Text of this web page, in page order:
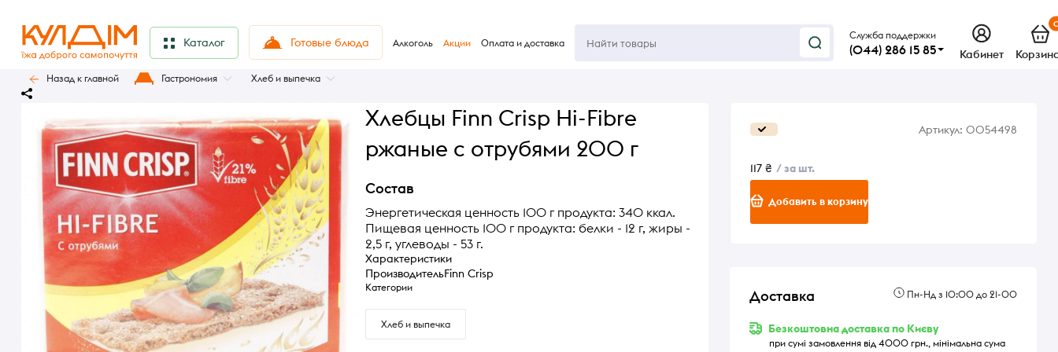
Каталог Готовые блюда Алкоголь Акции Оплата и доставка
Служба поддержки
(044) 286 15 85 Кабинет
Назад к главной Гастрономия Хлеб и выпечка
Хлебцы Finn Crisp Hi-Fibre
ржаные с отрубями 200 г
Состав
Энергетическая ценность 100 г продукта: 340 ккал.
Пищевая ценность 100 г продукта: белки - 12 г, жиры -
2,5 г, углеводы - 53 г.
Характеристики
ПроизводительFinn Crisp
Категории
Хлеб и выпечка
Артикул: 0054498
117 ₴ / за шт.
Добавить в корзину
Доставка Пн-Нд з 10:00 до 21-00
Безкоштовна доставка по Києву
при сумі замовлення від 4000 грн., мінімальна сума